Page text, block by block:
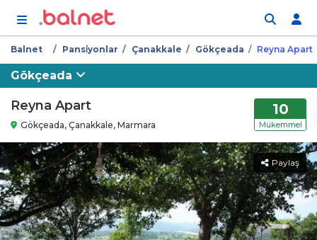
Balnet Pansi̇yonlar Çanakkale Gökçeada Reyna Apart
Gökçeada
Reyna Apart
Gökçeada, Çanakkale, Marmara
10
Mükemmel
Paylaş